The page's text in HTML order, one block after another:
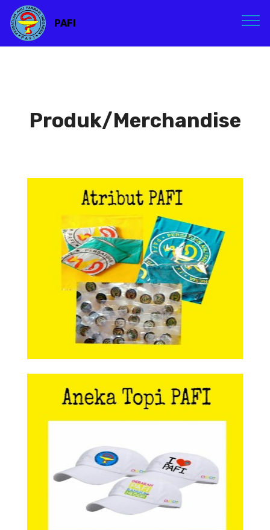
PAFI
Produk/Merchandise
Atribut PAFI
Atribut PAFI
Aneka Topi PAFI